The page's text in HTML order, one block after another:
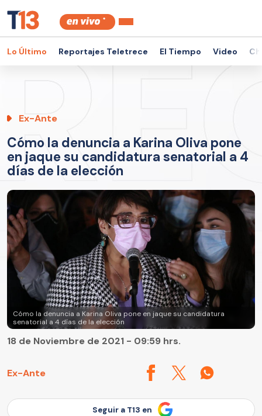
Lo Último Reportajes Teletrece El Tiempo Video
Ex-Ante
Cómo la denuncia a Karina Oliva pone
en jaque su candidatura senatorial a 4
días de la elección
Cómo la denuncia a Karina Oliva pone en jaque su candidatura
senatorial a 4 días de la elección
Ex-Ante
18 de Noviembre de 2021 - 09:59 hrs.
Seguir a T13 en